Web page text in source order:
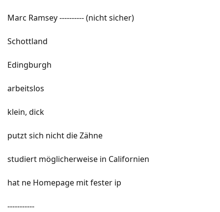
Marc Ramsey ---------- (nicht sicher)
Schottland
Edingburgh
arbeitslos
klein, dick
putzt sich nicht die Zähne
studiert möglicherweise in Californien
hat ne Homepage mit fester ip
-----------